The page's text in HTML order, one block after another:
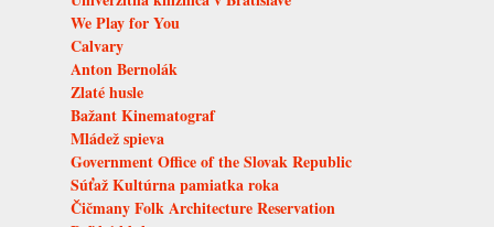
We Play for You
Calvary
Anton Bernolák
Zlaté husle
Bažant Kinematograf
Mládež spieva
Government Office of the Slovak Republic
Súťaž Kultúrna pamiatka roka
Čičmany Folk Architecture Reservation